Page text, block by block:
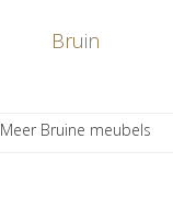
Bruin
Meer Bruine meubels